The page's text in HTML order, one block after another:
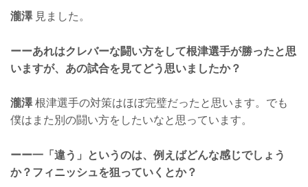
瀧澤見ました。
ーーあれはクレバーな闘い方をして根津選手が勝ったと思
いますが、あの試合を見てどう思いましたか？
瀧澤根津選手の対策はほぼ完璧だったと思います。でも
僕はまた別の闘い方をしたいなと思っています。
ーー一「違う」というのは、例えばどんな感じでしょう
か？フィニッシュを狙っていくとか？